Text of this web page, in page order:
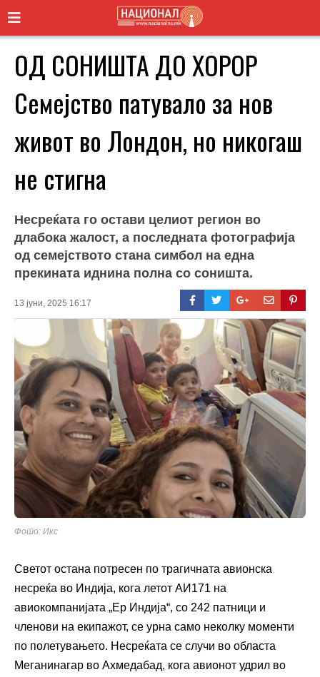
ОД СОНИШТА ДО ХОРОР
Семејство патувало за нов
живот во Лондон, но никогаш
не стигна
Несреќата го остави целиот регион во
длабока жалост, а последната фотографија
од семејството стана симбол на една
прекината иднина полна со соништа.
13 јуни, 2025 16:17
Фото: Икс
Светот остана потресен по трагичната авионска
несреќа во Индија, кога летот АИ171 на
авиокомпанијата „Ер Индија“, со 242 патници и
членови на екипажот, се урна само неколку моменти
по полетувањето. Несреќата се случи во областа
Меганинагар во Ахмедабад, кога авионот удрил во